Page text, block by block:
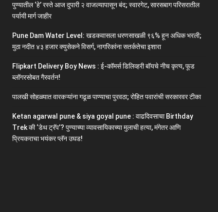
पुण्यातील ‘हे’ रस्ते आज दुपारी २ वाजल्यापासून बंद; स्वारगेट, सारसबाग परिसरातील
पर्यायी मार्ग जाहीर
Pune Dam Water Level: खडकवासला धरणसाखळी ९६% हून अधिक भरली;
मुठा नदीत ४३ हजार क्युसेकने विसर्ग, नागरिकांना सतर्कतेचा इशारा
Flipkart Delivery Boy News : ई-कॉमर्स डिलिव्हरी बॉयचे नीच कृत्य, फूड
ब्लॉगरसोबत गैरवर्तन!
पालखी सोहळ्यात वारकऱ्यांना गढूळ पाण्याचा पुरवठा; रोहित पवारांची सरकारवर टीका
Ketan agarwal pune & siya goyal pune : वाढदिवसाचा Birthday
Trek की ‘डेथ ट्रॅप’? पुण्याच्या व्यावसायिकाच्या मुलाची हत्या, मंगेतर आणि
प्रियकराचा भयंकर प्लॅन उघड!